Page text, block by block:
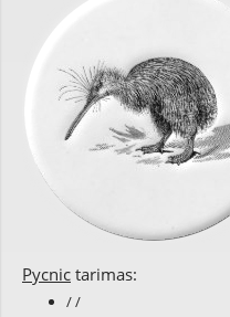
Pycnic tarimas:
/ /